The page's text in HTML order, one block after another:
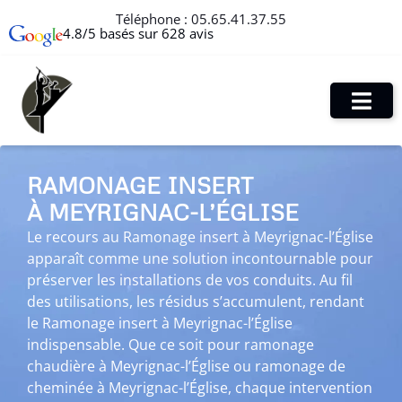
Téléphone : 05.65.41.37.55
4.8/5 basés sur 628 avis
RAMONAGE INSERT
À MEYRIGNAC-L’ÉGLISE
Le recours au Ramonage insert à Meyrignac-l’Église
apparaît comme une solution incontournable pour
préserver les installations de vos conduits. Au fil
des utilisations, les résidus s’accumulent, rendant
le Ramonage insert à Meyrignac-l’Église
indispensable. Que ce soit pour ramonage
chaudière à Meyrignac-l’Église ou ramonage de
cheminée à Meyrignac-l’Église, chaque intervention